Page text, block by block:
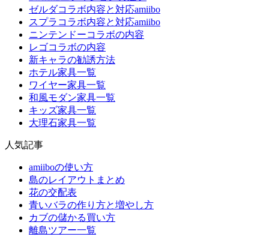
ゼルダコラボ内容と対応amiibo
スプラコラボ内容と対応amiibo
ニンテンドーコラボの内容
レゴコラボの内容
新キャラの勧誘方法
ホテル家具一覧
ワイヤー家具一覧
和風モダン家具一覧
キッズ家具一覧
大理石家具一覧
人気記事
amiiboの使い方
島のレイアウトまとめ
花の交配表
青いバラの作り方と増やし方
カブの儲かる買い方
離島ツアー一覧